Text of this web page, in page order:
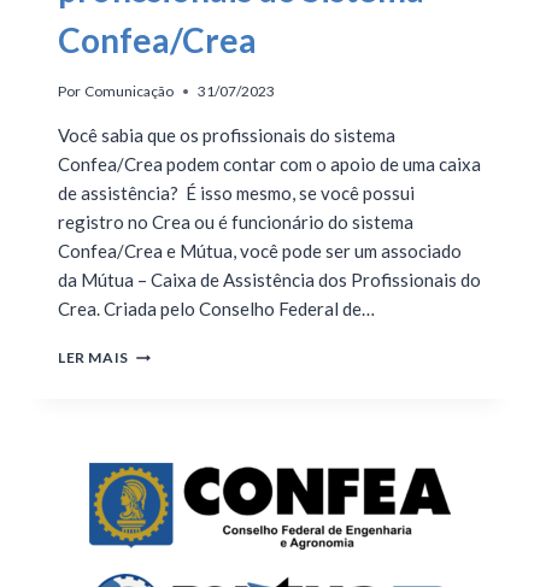
Confea/Crea
Por Comunicação 31/07/2023
Você sabia que os profissionais do sistema
Confea/Crea podem contar com o apoio de uma caixa
de assistência? É isso mesmo, se você possui
registro no Crea ou é funcionário do sistema
Confea/Crea e Mútua, você pode ser um associado
da Mútua – Caixa de Assistência dos Profissionais do
Crea. Criada pelo Conselho Federal de…
LER MAIS